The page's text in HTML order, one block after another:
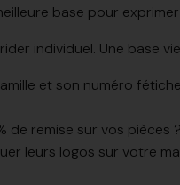
base pour
individuel. Une base
et son numéro
remise sur vos
leurs logos sur votre